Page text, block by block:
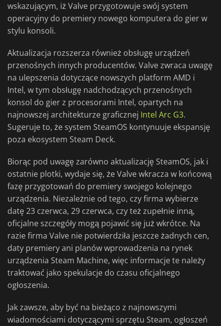
wskazującym, iż Valve przygotowuje swój system
operacyjny do premiery nowego komputera do gier w
stylu konsoli.
Aktualizacja rozszerza również obsługę urządzeń
przenośnych innych producentów. Valve zwraca uwagę
na ulepszenia dotyczące nowszych platform AMD i
Intel, w tym obsługę nadchodzących przenośnych
konsol do gier z procesorami Intel, opartych na
najnowszej architekturze graficznej Intel Arc G3.
Sugeruje to, że system SteamOS kontynuuje ekspansję
poza ekosystem Steam Deck.
Biorąc pod uwagę zarówno aktualizację SteamOS, jak i
ostatnie plotki, wydaje się, że Valve wkracza w końcową
fazę przygotowań do premiery swojego kolejnego
urządzenia. Niezależnie od tego, czy firma wybierze
datę 23 czerwca, 29 czerwca, czy też zupełnie inną,
oficjalne szczegóły mogą pojawić się już wkrótce. Na
razie firma Valve nie potwierdziła jeszcze żadnych cen,
daty premiery ani planów wprowadzenia na rynek
urządzenia Steam Machine, więc informacje te należy
traktować jako spekulacje do czasu oficjalnego
ogłoszenia.
Jak zawsze, aby być na bieżąco z najnowszymi
wiadomościami dotyczącymi sprzętu Steam, ogłoszeń